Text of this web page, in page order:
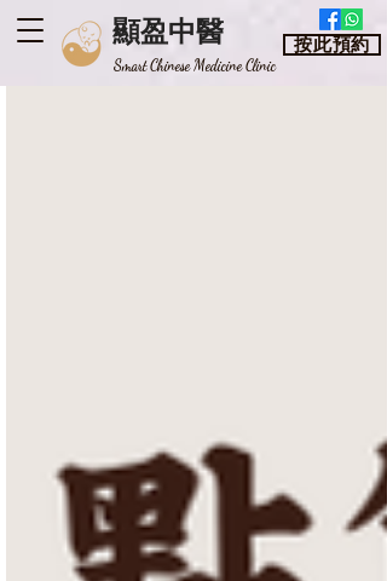
按此預約
顯盈中醫
​Smart Chinese Medicine Clinic